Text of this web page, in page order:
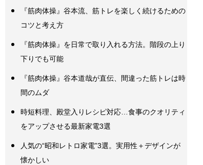
『筋肉体操』谷本流、筋トレを楽しく続けるための
コツと考え方
『筋肉体操』を日常で取り入れる方法。階段の上り
下りでも可能
『筋肉体操』谷本道哉が直伝、間違った筋トレは時
間のムダ
時短料理、殿堂入りレシピ対応…食事のクオリティ
をアップさせる最新家電3選
人気の“昭和レトロ家電”3選。実用性＋デザインが
懐かしい